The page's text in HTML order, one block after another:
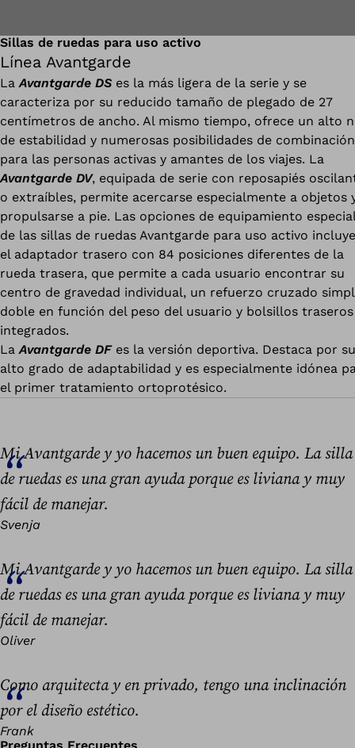
Sillas de ruedas para uso activo
Línea Avantgarde
LaAvantgarde DSes la más ligera de la serie y se
caracteriza por su reducido tamaño de plegado de 27
centímetros de ancho. Al mismo tiempo, ofrece un alto
de estabilidad y numerosas posibilidades de combinación
para las personas activas y amantes de los viajes. La
Avantgarde DV, equipada de serie con reposapiés
o extraíbles, permite acercarse especialmente a objetos
propulsarse a pie. Las opciones de equipamiento
de las sillas de ruedas Avantgarde para uso activo
el adaptador trasero con 84 posiciones diferentes de la
rueda trasera, que permite a cada usuario encontrar su
centro de gravedad individual, un refuerzo cruzado
doble en función del peso del usuario y bolsillos traseros
integrados.
La Avantgarde DFes la versión deportiva. Destaca por su
alto grado de adaptabilidad y es especialmente idónea
el primer tratamiento ortoprotésico.
Mi Avantgarde y yo hacemos un buen equipo. La silla
de ruedas es una gran ayuda porque es liviana y muy
fácil de manejar.
Svenja
Mi Avantgarde y yo hacemos un buen equipo. La silla
de ruedas es una gran ayuda porque es liviana y muy
fácil de manejar.
Oliver
Como arquitecta y en privado, tengo una inclinación
por el diseño estético.
Frank